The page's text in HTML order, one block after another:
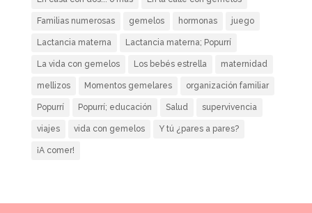
Familias numerosas gemelos hormonas juego
Lactancia materna Lactancia materna; Popurrí
La vida con gemelos Los bebés estrella maternidad
mellizos Momentos gemelares organización familiar
Popurrí Popurrí; educación Salud supervivencia
viajes vida con gemelos Y tú ¿pares a pares?
¡A comer!